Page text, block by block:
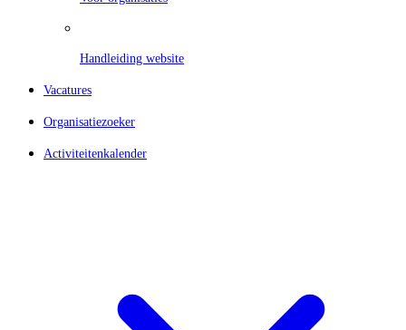
Handleiding website
Vacatures
Organisatiezoeker
Activiteitenkalender